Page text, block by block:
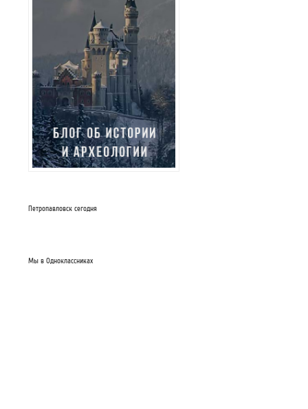
Петропавловск сегодня
Мы в Одноклассниках